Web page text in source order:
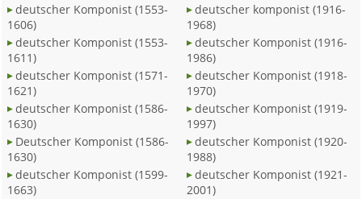
deutscher Komponist (1553-
1606)
deutscher Komponist (1553-
1611)
deutscher Komponist (1571-
1621)
deutscher Komponist (1586-
1630)
Deutscher Komponist (1586-
1630)
deutscher Komponist (1599-
1663)
deutscher komponist (1916-
1968)
deutscher Komponist (1916-
1986)
deutscher Komponist (1918-
1970)
deutscher Komponist (1919-
1997)
deutscher Komponist (1920-
1988)
deutscher Komponist (1921-
2001)